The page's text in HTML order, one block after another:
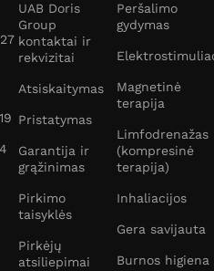
UAB Doris
Group
kontaktai ir
rekvizitai
Atsiskaitymas
Pristatymas
Garantija ir
grąžinimas
Pirkimo
taisyklės
Pirkėjų
atsiliepimai
Peršalimo
gydymas
Magnetinė
terapija
Limfodrenažas
(kompresinė
terapija)
Inhaliacijos
Gera savijauta
Burnos higiena